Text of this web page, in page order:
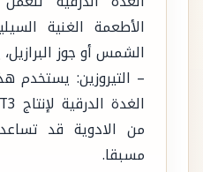
الأطعمة الغنية
الشمس أو جوز
– التيروزين: يستخدم
من الادوية قد
مسبقا.